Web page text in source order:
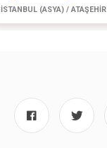
İSTANBUL (ASYA) / ATAŞEHİR